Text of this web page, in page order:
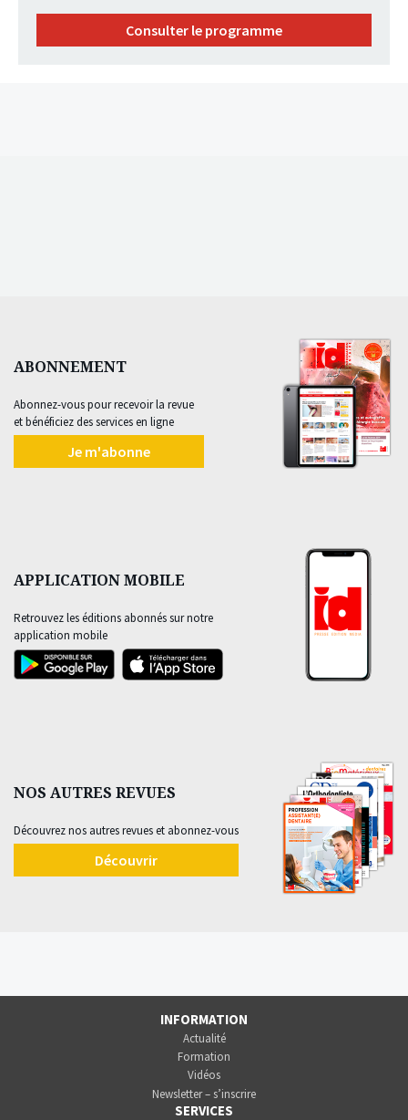
Consulter le programme
ABONNEMENT
Abonnez-vous pour recevoir la revue
et bénéficiez des services en ligne
Je m'abonne
APPLICATION MOBILE
Retrouvez les éditions abonnés sur notre
application mobile
NOS AUTRES REVUES
Découvrez nos autres revues et abonnez-vous
Découvrir
INFORMATION
Actualité
Formation
Vidéos
Newsletter – s’inscrire
SERVICES